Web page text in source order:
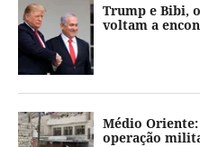
Trump e Bibi,
voltam a
Médio
operação